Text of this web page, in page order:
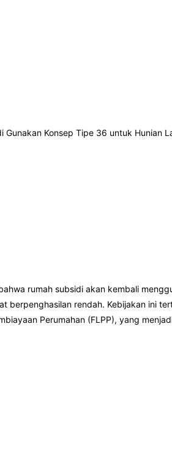
Gunakan Konsep Tipe 36 untuk Hunian
rumah subsidi akan kembali
berpenghasilan rendah. Kebijakan ini
Perumahan (FLPP), yang